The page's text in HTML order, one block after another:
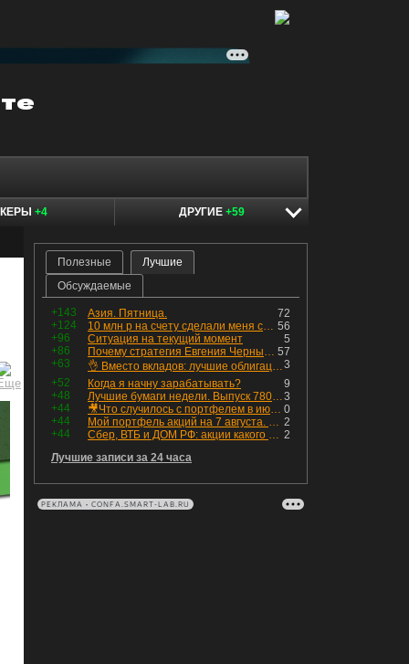
+4 ДРУГИЕ +59
Полезные
Лучшие
Обсуждаемые
+143 72
Азия. Пятница.
+124
56
10 млн р на счету сделали меня счастливым? Ожидание vs Реальность!
+96
5
Ситуация на текущий момент
+86
57
Почему стратегия Евгения Черных приведет вас к убыткам в 2026 году
+63
3
👌 Вместо вкладов: лучшие облигации — только супер надёжные
+52
9
Когда я начну зарабатывать?
+48
3
Лучшие бумаги недели. Выпуск 780 – обновления для пятницы
+44
0
🎥Что случилось с портфелем в июле - честный разбор / Инвестировать Просто
+44
2
Мой портфель акций на 7 августа. Покупки активов и реинвестирование дивидендов. Создание пассивного дохода
+44
2
Сбер, ВТБ и ДОМ РФ: акции какого банка топ, а чьи акции 💩?
Лучшие записи за 24 часа
РЕКЛАМА • CONFA.SMART-LAB.RU